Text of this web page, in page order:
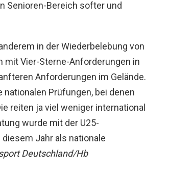
Senioren-Bereich softer und
in der Wiederbelebung von
mit Vier-Sterne-Anforderungen in
Anforderungen im Gelände.
nationalen Prüfungen, bei denen
reiten ja viel weniger international
wurde mit der U25-
Jahr als nationale
Deutschland/Hb